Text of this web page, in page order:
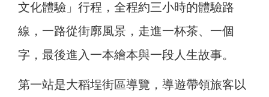
文化體驗」行程，全程約三小時的體驗路
線，一路從街廓風景，走進一杯茶、一個
字，最後進入一本繪本與一段人生故事。
第一站是大稻埕街區導覽，導遊帶領旅客以